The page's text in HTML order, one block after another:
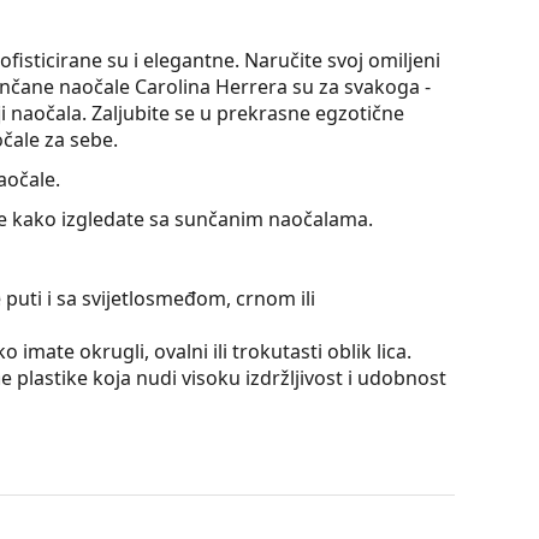
su i elegantne. Naručite svoj omiljeni
naočale Carolina Herrera su za svakoga -
Zaljubite se u prekrasne egzotične
za sebe.
izgledate sa sunčanim naočalama.
i sa svijetlosmeđom, crnom ili
imate okrugli, ovalni ili trokutasti oblik lica.
plastike koja nudi visoku izdržljivost i udobnost